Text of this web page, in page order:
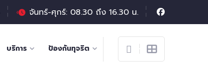
จันทร์-ศุกร์: 08.30 ถึง 16.30 น.
บริการ ป้องกันทุจริต